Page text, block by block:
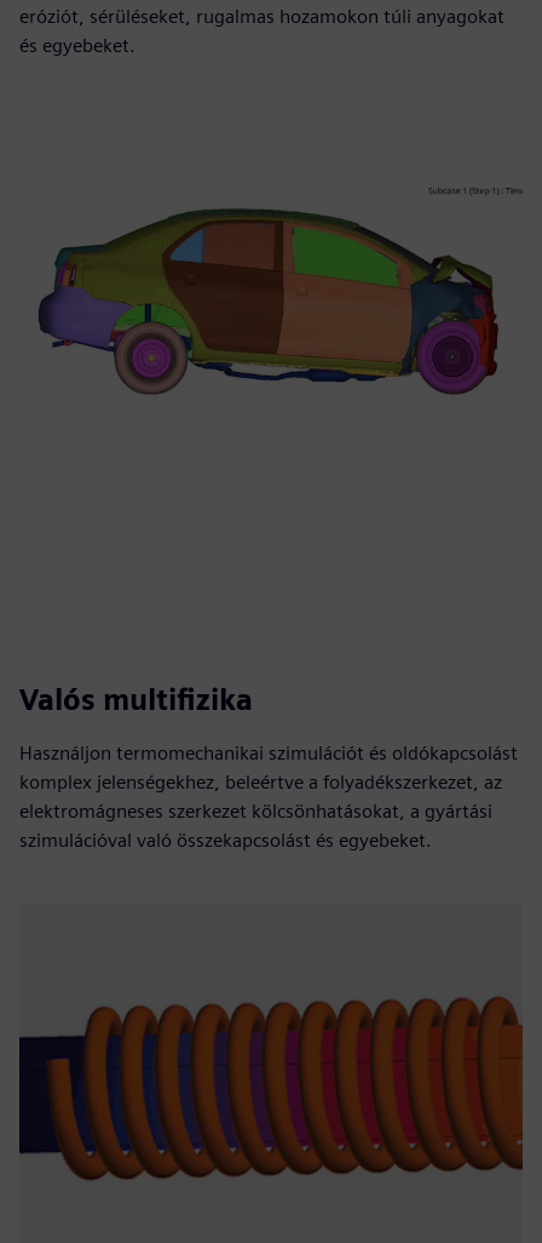
eróziót, sérüléseket, rugalmas hozamokon túli anyagokat
és egyebeket.
Valós multifizika
Használjon termomechanikai szimulációt és oldókapcsolást
komplex jelenségekhez, beleértve a folyadékszerkezet, az
elektromágneses szerkezet kölcsönhatásokat, a gyártási
szimulációval való összekapcsolást és egyebeket.